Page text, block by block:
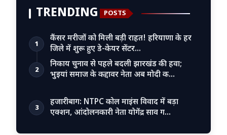
TRENDING POSTS
1
कैंसर मरीजों को मिली बड़ी राहत! हरियाणा के हर
जिले में शुरू हुए डे-केयर सेंटर…
2
निकाय चुनाव से पहले बदली झारखंड की हवा;
भुइयां समाज के कद्दावर नेता अब मोदी क…
3
हजारीबाग: NTPC कोल माइंस विवाद में बड़ा
एक्शन, आंदोलनकारी नेता योगेंद्र साव ग…